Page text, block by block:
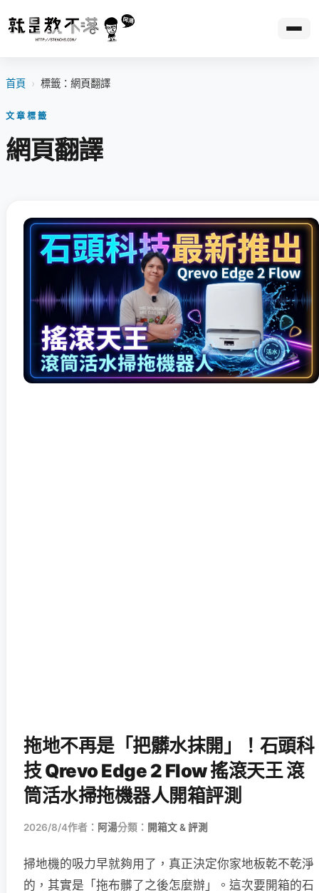
首頁 › 標籤：網頁翻譯
文章標籤
網頁翻譯
拖地不再是「把髒水抹開」！石頭科
技 Qrevo Edge 2 Flow 搖滾天王 滾
筒活水掃拖機器人開箱評測
2026/8/4作者： 阿湯分類： 開箱文 & 評測
掃地機的吸力早就夠用了，真正決定你家地板乾不乾淨
的，其實是「拖布髒了之後怎麼辦」。這次要開箱的石